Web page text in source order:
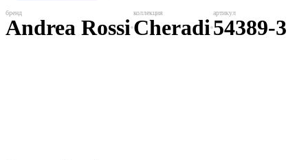
Andrea RossiCheradi54389-3